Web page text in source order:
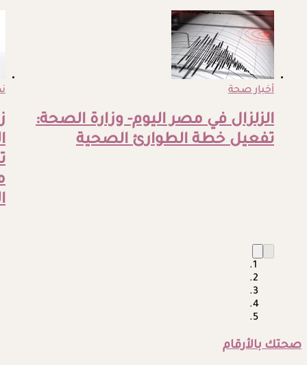
أخبار صحة
الزلزال في مصر اليوم- وزارة الصحة:
تفعيل خطة الطوارئ الصحية
صحتك بالأرقام